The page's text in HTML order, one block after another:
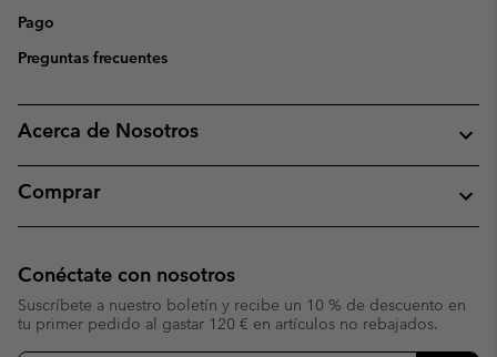
Pago
Preguntas frecuentes
Acerca de Nosotros
Comprar
Conéctate con nosotros
Suscríbete a nuestro boletín y recibe un 10 % de descuento en
tu primer pedido al gastar 120 € en artículos no rebajados.